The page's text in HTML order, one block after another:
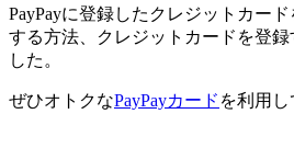
PayPayに登録したクレジットカー
する方法、クレジットカードを登
した。
ぜひオトクなPayPayカード を利用